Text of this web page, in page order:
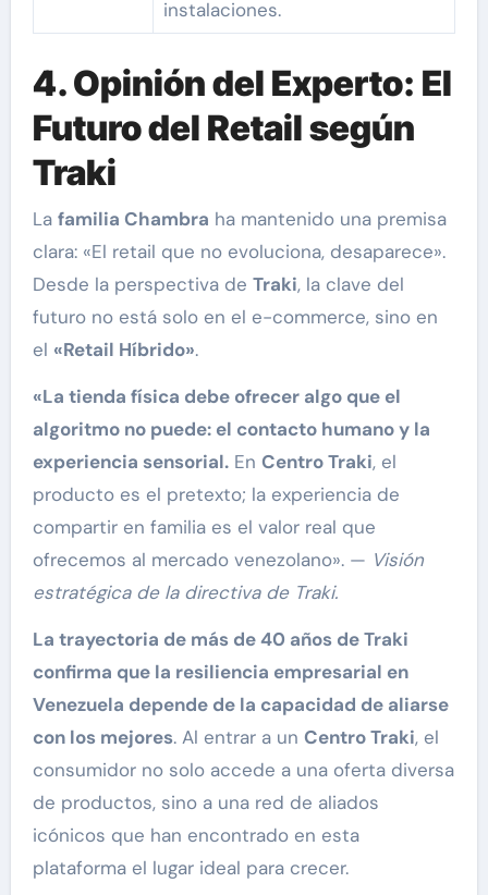
instalaciones.
4. Opinión del Experto: El
Futuro del Retail según
Traki
La familia Chambra ha mantenido una premisa
clara: «El retail que no evoluciona, desaparece».
Desde la perspectiva de Traki, la clave del
futuro no está solo en el e-commerce, sino en
el «Retail Híbrido».
«La tienda física debe ofrecer algo que el
algoritmo no puede: el contacto humano y la
experiencia sensorial.En Centro Traki, el
producto es el pretexto; la experiencia de
compartir en familia es el valor real que
ofrecemos al mercado venezolano». — Visión
estratégica de la directiva de Traki.
La trayectoria de más de 40 años de Traki
confirma que la resiliencia empresarial en
Venezuela depende de la capacidad de aliarse
con los mejores. Al entrar a un Centro Traki, el
consumidor no solo accede a una oferta diversa
de productos, sino a una red de aliados
icónicos que han encontrado en esta
plataforma el lugar ideal para crecer.